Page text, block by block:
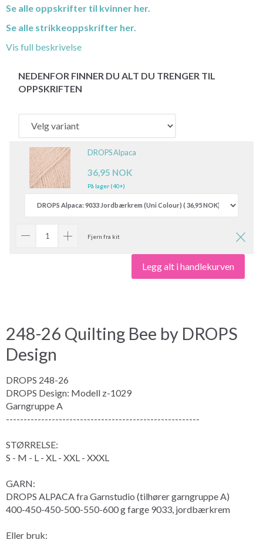
Se alle oppskrifter til kvinner her.
Se alle strikkeoppskrifter her.
Vis full beskrivelse
NEDENFOR FINNER DU ALT DU TRENGER TIL
OPPSKRIFTEN
DROPS Alpaca
36,95 NOK
På lager (40+)
Fjern fra kit
Legg alt i handlekurven
248-26 Quilting Bee by DROPS
Design
DROPS 248-26
DROPS Design: Modell z-1029
Garngruppe A
-------------------------------------------------------
STØRRELSE:
S - M - L - XL - XXL - XXXL
GARN:
DROPS ALPACA fra Garnstudio (tilhører garngruppe A)
400-450-450-500-550-600 g farge 9033, jordbærkrem
Eller bruk: